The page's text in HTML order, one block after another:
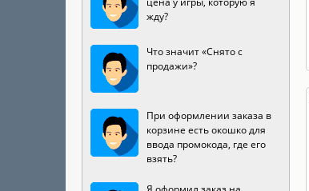
жду?
Что значит «Снято с
продажи»?
При оформлении заказа в
корзине есть окошко для
ввода промокода, где его
взять?